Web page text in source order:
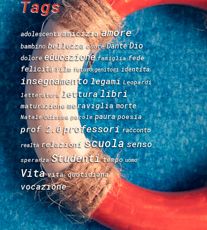
Tags
adolescenti amicizia amore
bambino bellezza cuore Dante Dio
dolore educazione famiglia fede
felicità film futuro genitori identità
insegnamentolegami Leopardi
letteratura letturalibri
maturazione meraviglia morte
Natale Odissea parole paura poesia
prof 2.0professori racconto
realtà relazioni scuola senso
speranza Studenti tempo uomo
Vita vita quotidiana
vocazione